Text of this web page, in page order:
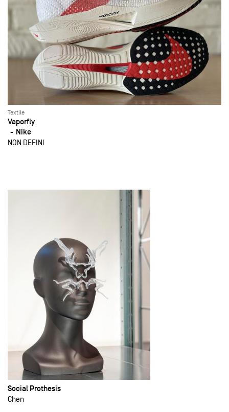
Textile
Vaporfly
Nike
NON DEFINI
Social Prothesis
Chen